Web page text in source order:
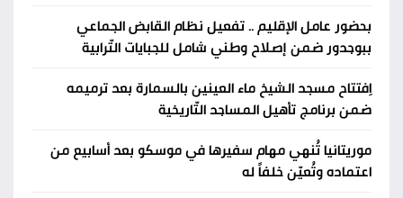
بحضور عامل الإقليم .. تفعيل نظام القابض الجماعي
ببوجدور ضمن إصلاح وطني شامل للجبايات التّرابية
اِفتتاح مسجد الشيخ ماء العينين بالسمارة بعد ترميمه
ضمن برنامج تأهيل المساجد التّاريخية
موريتانيا تُنهي مهام سفيرها في موسكو بعد أسابيع من
اعتماده وتُعيّن خلفاً له